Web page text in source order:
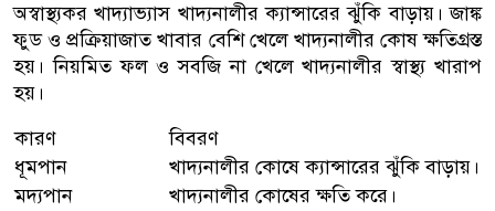
অস্বাস্থ্যকর খাদ্যাভ্যাস খাদ্যনালীর ক্যান্সারের ঝুঁকি বাড়ায়। জাঙ্ক
ফুড ও প্রক্রিয়াজাত খাবার বেশি খেলে খাদ্যনালীর কোষ ক্ষতিগ্রস্ত
হয়। নিয়মিত ফল ও সবজি না খেলে খাদ্যনালীর স্বাস্থ্য খারাপ
হয়।
কারণ
বিবরণ
ধূমপান
খাদ্যনালীর কোষে ক্যান্সারের ঝুঁকি বাড়ায়।
মদ্যপান
খাদ্যনালীর কোষের ক্ষতি করে।